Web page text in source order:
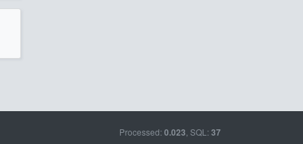
Processed: 0.023 , SQL: 37